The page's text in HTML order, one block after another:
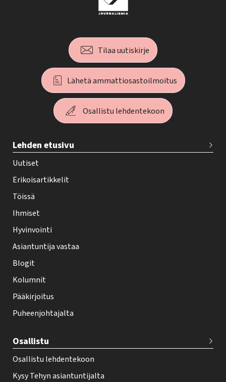
Tilaa uutiskirje
Lähetä ammattiosastoilmoitus
Osallistu lehdentekoon
e
h
y
-
e
h
t
i
f
o
t
r
Lehden etusivu
Uutiset
Erikoisartikkelit
Töissä
Ihmiset
Hyvinvointi
Asiantuntija vastaa
Blogit
Kolumnit
Pääkirjoitus
Puheenjohtajalta
Osallistu
Osallistu lehdentekoon
Kysy Tehyn asiantuntijalta